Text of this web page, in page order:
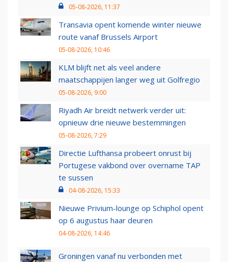
05-08-2026, 11:37
Transavia opent komende winter nieuwe
route vanaf Brussels Airport
05-08-2026, 10:46
KLM blijft net als veel andere
maatschappijen langer weg uit Golfregio
05-08-2026, 9:00
Riyadh Air breidt netwerk verder uit:
opnieuw drie nieuwe bestemmingen
05-08-2026, 7:29
Directie Lufthansa probeert onrust bij
Portugese vakbond over overname TAP
te sussen
04-08-2026, 15:33
Nieuwe Privium-lounge op Schiphol opent
op 6 augustus haar deuren
04-08-2026, 14:46
Groningen vanaf nu verbonden met